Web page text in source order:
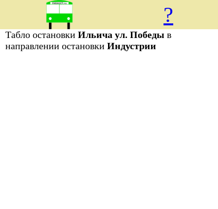
?
Табло остановкиИльича ул. Победыв
направлении остановкиИндустрии